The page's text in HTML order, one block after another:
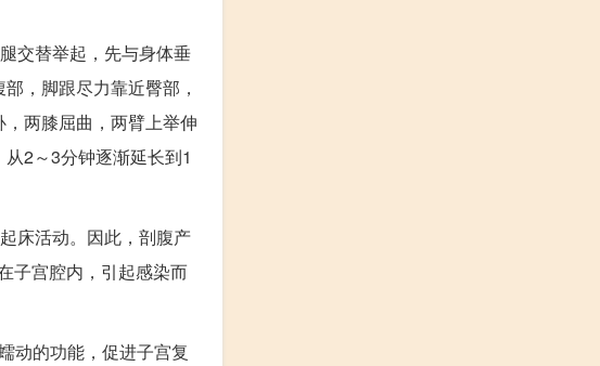
交替举起，先与身体垂
，脚跟尽力靠近臀部，
两膝屈曲，两臂上举伸
2～3分钟逐渐延长到1
床活动。因此，剖腹产
子宫腔内，引起感染而
动的功能，促进子宫复